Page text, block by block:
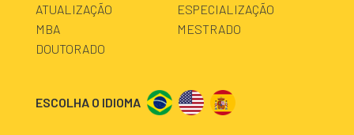
ATUALIZAÇÃO
ESPECIALIZAÇÃO
MBA
MESTRADO
DOUTORADO
ESCOLHA O IDIOMA